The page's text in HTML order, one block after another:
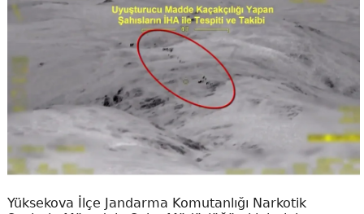
Yüksekova İlçe Jandarma Komutanlığı Narkotik